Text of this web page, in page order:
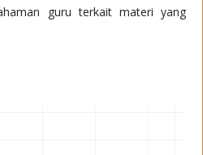
guru terkait materi yang